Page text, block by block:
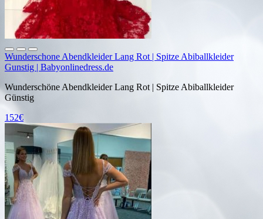
Wunderschone Abendkleider Lang Rot | Spitze Abiballkleider
Gunstig | Babyonlinedress.de
Wunderschöne Abendkleider Lang Rot | Spitze Abiballkleider
Günstig
152€